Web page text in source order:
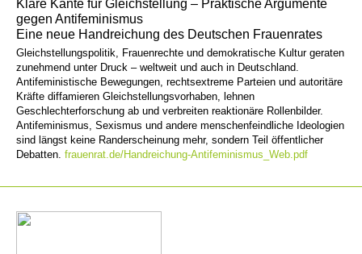
Klare Kante für Gleichstellung – Praktische Argumente
gegen Antifeminismus
Eine neue Handreichung des Deutschen Frauenrates
Gleichstellungspolitik, Frauenrechte und demokratische Kultur geraten
zunehmend unter Druck – weltweit und auch in Deutschland.
Antifeministische Bewegungen, rechtsextreme Parteien und autoritäre
Kräfte diffamieren Gleichstellungsvorhaben, lehnen
Geschlechterforschung ab und verbreiten reaktionäre Rollenbilder.
Antifeminismus, Sexismus und andere menschenfeindliche Ideologien
sind längst keine Randerscheinung mehr, sondern Teil öffentlicher
Debatten. frauenrat.de/Handreichung-Antifeminismus_Web.pdf